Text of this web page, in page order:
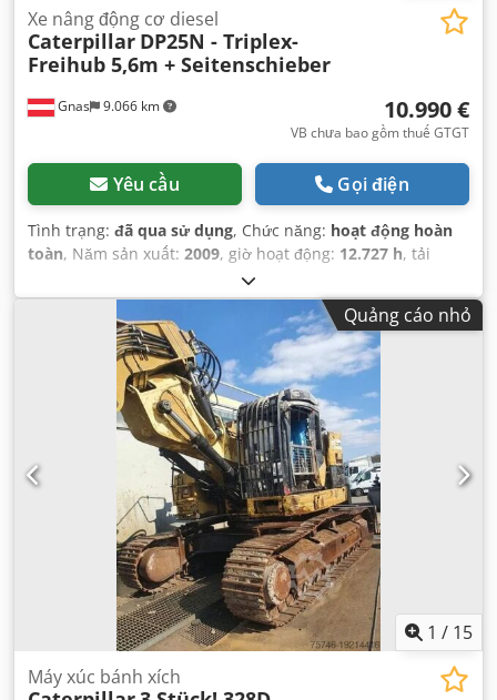
Gnas 9.066 km
Xe nâng động cơ diesel
Caterpillar DP25N - Triplex-
Freihub 5,6m + Seitenschieber
10.990 €
VB chưa bao gồm thuế GTGT
Yêu cầu Gọi điện
Tình trạng: đã qua sử dụng, Chức năng: hoạt động hoàn
toàn, Năm sản xuất: 2009, giờ hoạt động: 12.727 h, tải
, chiều cao nâng:
diesel, loại cột:triplex, chiều cao xây dựng:2.370 mm,
38 kW (51,67 mã lực) , loại truyền động:Diesel
Quảng cáo nhỏ
1 / 15
Máy xúc bánh xích